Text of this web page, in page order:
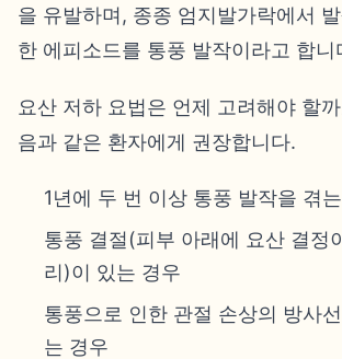
을 유발하며, 종종 엄지발가락에서
한 에피소드를 통풍 발작이라고 합니
요산 저하 요법은 언제 고려해야 할
음과 같은 환자에게 권장합니다.
1년에 두 번 이상 통풍 발작을 겪
통풍 결절(피부 아래에 요산 결정
리)이 있는 경우
통풍으로 인한 관절 손상의 방사
는 경우